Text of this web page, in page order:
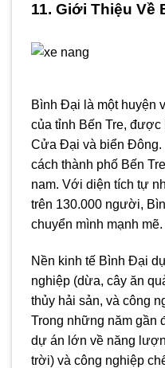
11. Giới Thiệu Về
Bình Đại là một huyện
của tỉnh Bến Tre,
Cửa Đại và biển Đông.
cách thành phố Bến
nam. Với diện tích tự
trên 130.000 người,
chuyển mình mạnh mẽ.
Nền kinh tế Bình Đại
nghiệp (dừa, cây ăn
thủy hải sản, và công
Trong những năm gần
dự án lớn về năng
trời) và công nghiệp